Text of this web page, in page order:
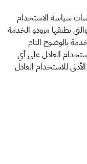
سياسة الاستخدام
يطبقها مزودو الخدمة
بالوضوح التام
العادل على أي
للاستخدام العادل